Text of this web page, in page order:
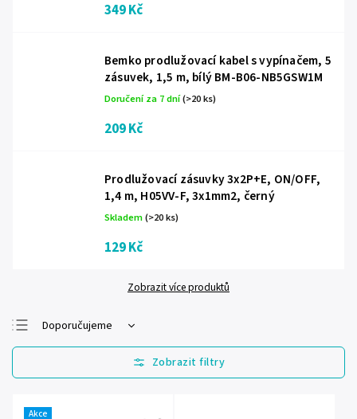
349 Kč
Bemko prodlužovací kabel s vypínačem, 5
zásuvek, 1,5 m, bílý BM-B06-NB5GSW1M
Doručení za 7 dní(>20 ks)
209 Kč
Prodlužovací zásuvky 3x2P+E, ON/OFF,
1,4 m, H05VV-F, 3x1mm2, černý
Skladem(>20 ks)
129 Kč
Zobrazit více produktů
Doporučujeme
Nejlevnější
Nejdražší
Akce